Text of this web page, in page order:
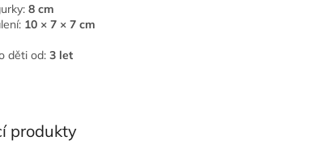
produkty
8 cm
10 × 7 × 7 cm
děti od: 3 let